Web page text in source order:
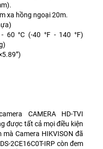
xa hồng ngoại 20m.
60 °C (-40 °F - 140 °F)
CAMERA HD-TVI
được tất cả mọi điều kiện
Camera HIKVISON đã
2CE16C0T-IRP còn đem